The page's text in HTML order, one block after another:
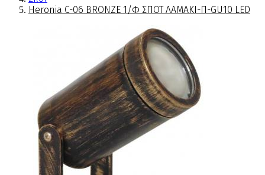
Heronia C-06 BRONZE 1/Φ ΣΠΟΤ ΛΑΜΑΚΙ-Π-GU10 LED